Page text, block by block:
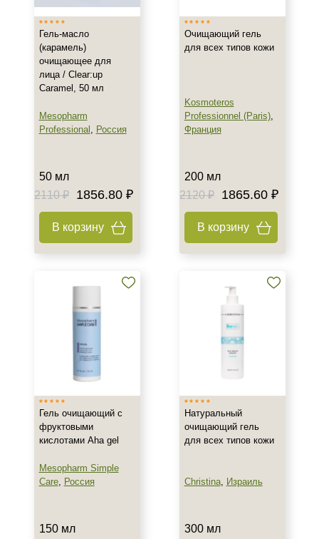
Любой возраст
Любой возраст (от 18 лет)
После 20
Действие
Матирование
Назначение против
Возрастные изменения
Воспаление
Обновление клеток
Ровный тон
Область применения
Веки
Лицо
Объём
Гель-масло
(карамель)
очищающее для
лица / Clear:up
Caramel, 50 мл
Mesopharm
Professional , Россия
50 мл
2110 ₽
1856.80 ₽
В корзину
Очищающий гель
для всех типов кожи
Kosmoteros
Professionnel (Paris),
Франция
200 мл
2120 ₽
1865.60 ₽
В корзину
Гель очищающий с
фруктовыми
кислотами Aha gel
Mesopharm Simple
Care, Россия
150 мл
Натуральный
очищающий гель
для всех типов кожи
Christina, Израиль
300 мл